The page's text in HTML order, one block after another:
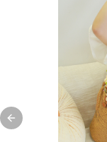
Previous slide